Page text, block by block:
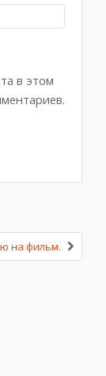
в этом
на фильм.